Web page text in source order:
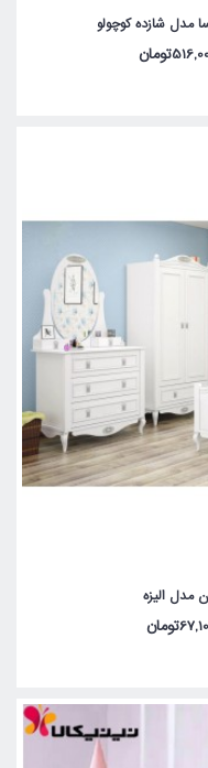
مدل شازده کوچولو
الیزه